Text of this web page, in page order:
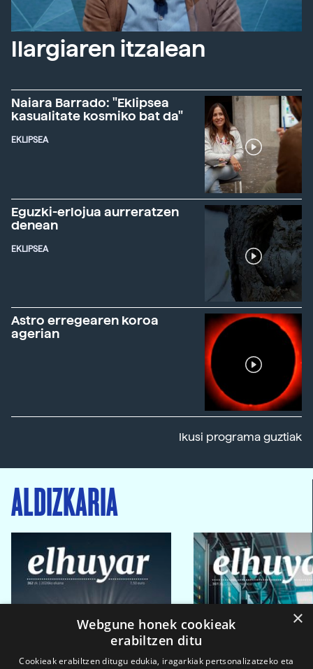
Ilargiaren itzalean
Naiara Barrado: "Eklipsea
kasualitate kosmiko bat da"
EKLIPSEA
Eguzki-erlojua aurreratzen
denean
EKLIPSEA
Astro erregearen koroa
agerian
Ikusi programa guztiak
ALDIZKARIA
×
Webgune honek cookieak
erabiltzen ditu
Cookieak erabiltzen ditugu edukia, iragarkiak pertsonalizatzeko eta